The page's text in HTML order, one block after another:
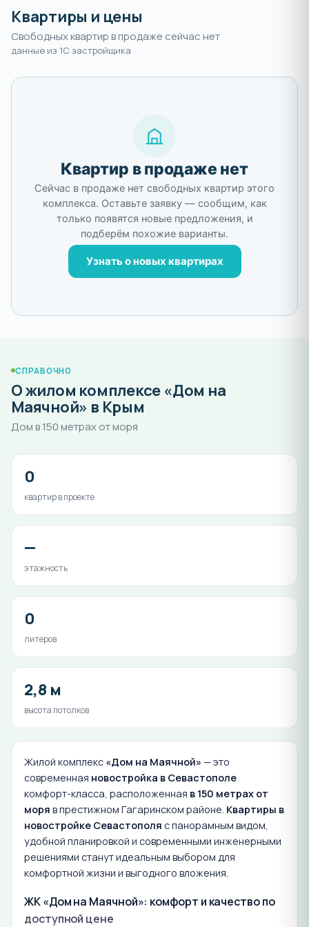
Квартиры и цены
Свободных квартир в продаже сейчас нет
данные из 1С застройщика
Квартир в продаже нет
Сейчас в продаже нет свободных квартир этого
комплекса. Оставьте заявку — сообщим, как
только появятся новые предложения, и
подберём похожие варианты.
Узнать о новых квартирах
СПРАВОЧНО
О жилом комплексе «Дом на
Маячной» в Крым
Дом в 150 метрах от моря
0
квартир в проекте
—
этажность
0
литеров
2,8 м
высота потолков
Жилой комплекс «Дом на Маячной» — это
современная новостройка в Севастополе
комфорт-класса, расположенная в 150 метрах от
моря в престижном Гагаринском районе. Квартиры в
новостройке Севастополя с панорамным видом,
удобной планировкой и современными инженерными
решениями станут идеальным выбором для
комфортной жизни и выгодного вложения.
ЖК «Дом на Маячной»: комфорт и качество по
доступной цене